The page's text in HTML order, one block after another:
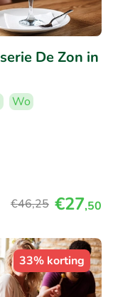
De Zon in
Wo
€46,25 €27,50
33% korting